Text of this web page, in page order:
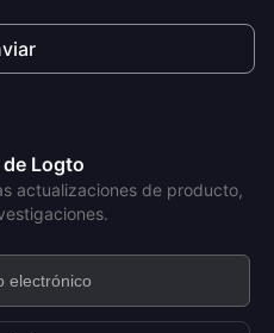
Logto
actualizaciones de producto,